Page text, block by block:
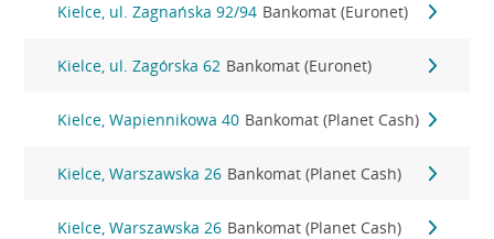
Kielce, ul. Zagnańska 92/94 Bankomat (Euronet)
Kielce, ul. Zagórska 62 Bankomat (Euronet)
Kielce, Wapiennikowa 40 Bankomat (Planet Cash)
Kielce, Warszawska 26 Bankomat (Planet Cash)
Kielce, Warszawska 26 Bankomat (Planet Cash)